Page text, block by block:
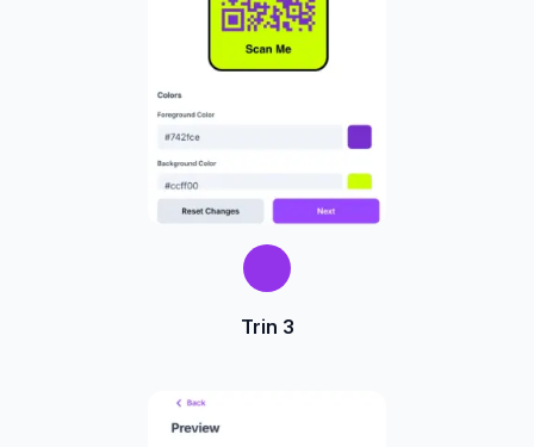
Trin 3